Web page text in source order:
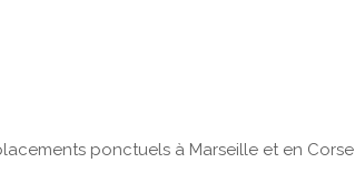
ponctuels à Marseille et en Corse